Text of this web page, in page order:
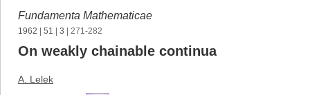
Fundamenta Mathematicae
1962 51 3 | 271-282
On weakly chainable continua
A. Lelek